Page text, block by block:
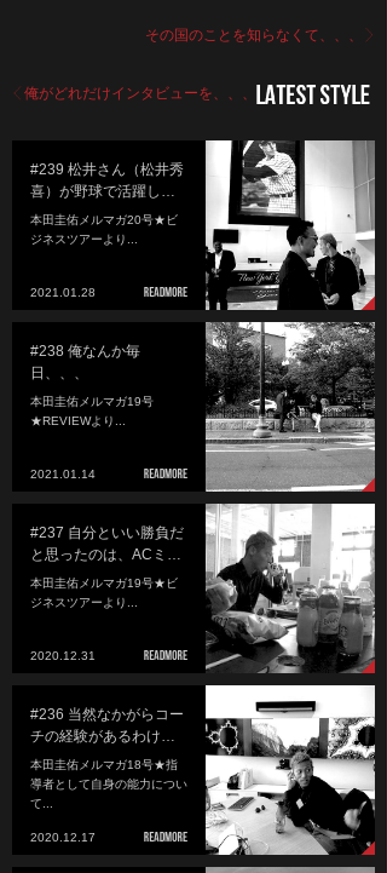
その国のことを知らなくて、、、
俺がどれだけインタビューを、、、
#239 松井さん（松井秀
喜）が野球で活躍し…
本田圭佑メルマガ20号★ビ
ジネスツアーより...
2021.01.28
#238 俺なんか毎
日、、、
本田圭佑メルマガ19号
★REVIEWより...
2021.01.14
#237 自分といい勝負だ
と思ったのは、ACミ…
本田圭佑メルマガ19号★ビ
ジネスツアーより...
2020.12.31
#236 当然なかがらコー
チの経験があるわけ…
本田圭佑メルマガ18号★指
導者として自身の能力につい
て...
2020.12.17